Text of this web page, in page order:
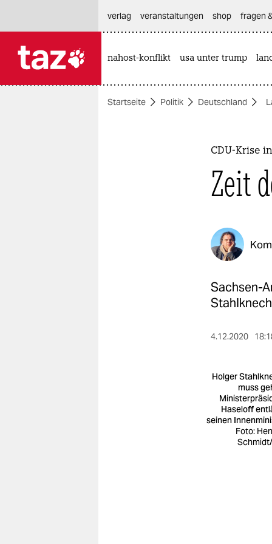
themen
verlag
veranstaltungen shop fragen
nahost-konflikt usa unter trump
Startseite Politik Deutschland
CDU-Krise
Zeit
Sachsen-
4.12.2020
Holger
muss
Haseloff
seinen
Foto: